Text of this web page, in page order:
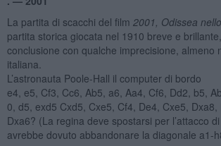
La partita di scacchi del film 2001, Odissea
partita storica giocata nel 1910 breve e
conclusione con qualche imprecisione, almeno
italiana.
L’astronauta Poole-Hall il computer di bordo
e4, e5, Cf3, Cc6, Ab5, a6, Aa4, Cf6, Dd2, b5,
0, d5, exd5 Cxd5, Cxe5, Cf4, De4, Cxe5, Dxa8,
Dxa6? (La regina deve spostarsi per l’attacco
avrebbe dovuto abbandonare la diagonale a1-